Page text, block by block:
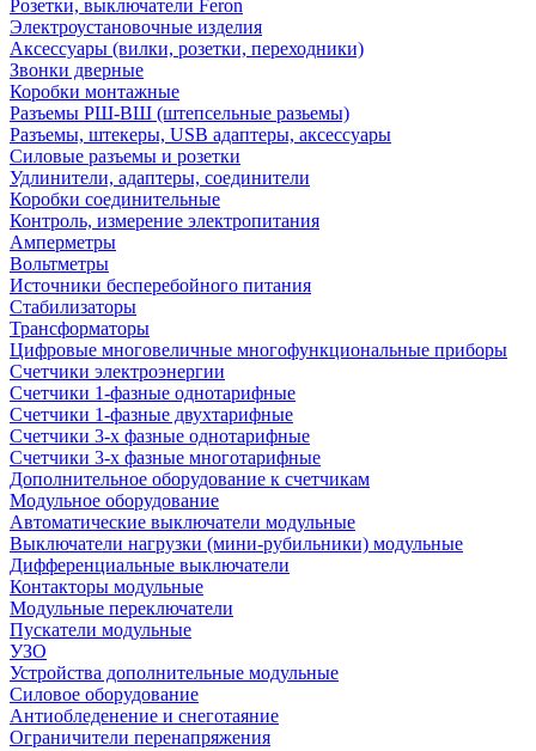
Розетки, выключатели Feron
Электроустановочные изделия
Аксессуары (вилки, розетки, переходники)
Звонки дверные
Коробки монтажные
Разъемы РШ-ВШ (штепсельные разьемы)
Разъемы, штекеры, USB адаптеры, аксессуары
Силовые разъемы и розетки
Удлинители, адаптеры, соединители
Коробки соединительные
Контроль, измерение электропитания
Амперметры
Вольтметры
Источники бесперебойного питания
Стабилизаторы
Трансформаторы
Цифровые многовеличные многофункциональные приборы
Счетчики электроэнергии
Счетчики 1-фазные однотарифные
Счетчики 1-фазные двухтарифные
Счетчики 3-х фазные однотарифные
Счетчики 3-х фазные многотарифные
Дополнительное оборудование к счетчикам
Модульное оборудование
Автоматические выключатели модульные
Выключатели нагрузки (мини-рубильники) модульные
Дифференциальные выключатели
Контакторы модульные
Модульные переключатели
Пускатели модульные
УЗО
Устройства дополнительные модульные
Силовое оборудование
Антиобледенение и снеготаяние
Ограничители перенапряжения